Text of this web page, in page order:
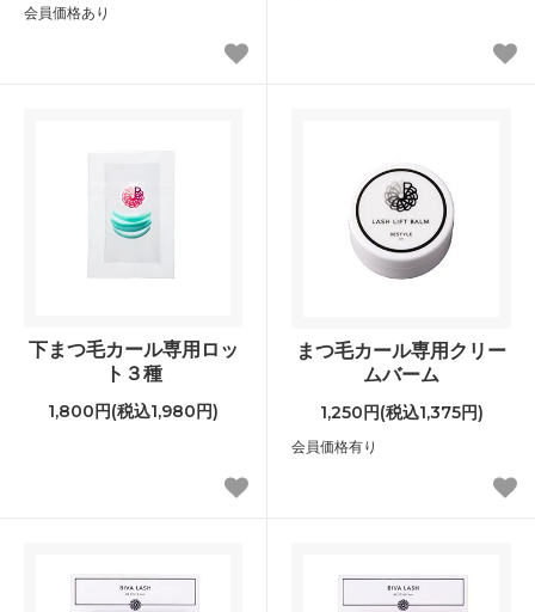
会員価格あり
下まつ毛カール専用ロッ
ト３種
1,800円(税込1,980円)
まつ毛カール専用クリー
ムバーム
1,250円(税込1,375円)
会員価格有り